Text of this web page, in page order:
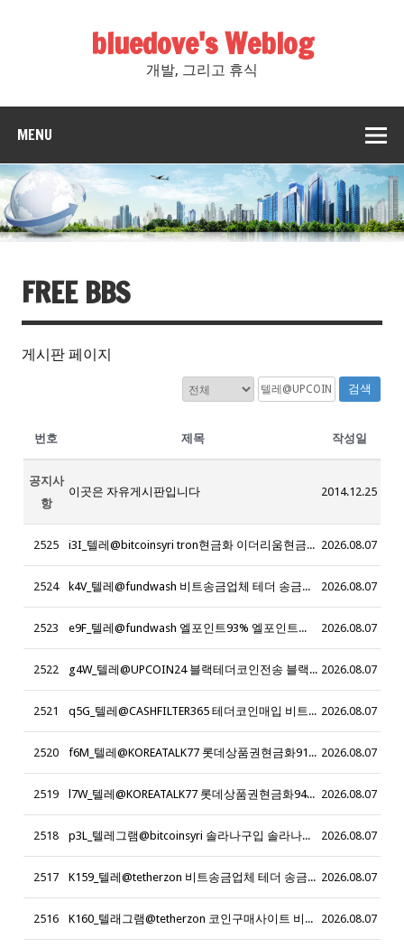
bluedove's Weblog
개발, 그리고 휴식
MENU
FREE BBS
게시판 페이지
검색
번호 제목 작성일
공지사
항
이곳은 자유게시판입니다 2014.12.25
2525 i3I_텔레@bitcoinsyri tron현금화 이더리움현금화_g1U 2026.08.07
2524 k4V_텔레@fundwash 비트송금업체 테더 송금업체_x5E 2026.08.07
2523 e9F_텔레@fundwash 엘포인트93% 엘포인트현금화93%_t8U 2026.08.07
2522 g4W_텔레@UPCOIN24 블랙테더코인전송 블랙테더코인구입_i9F 2026.08.07
2521 q5G_텔레@CASHFILTER365 테더코인매입 비트코인사는법 코인구매사이트 테더코인판매 이더리움판매 테더구매테더판매 암호화폐구매대행_g0L 2026.08.07
2520 f6M_텔레@KOREATALK77 롯데상품권현금화91_v2M 2026.08.07
2519 l7W_텔레@KOREATALK77 롯데상품권현금화94%_i6I 2026.08.07
2518 p3L_텔레그램@bitcoinsyri 솔라나구입 솔라나구매_h0T 2026.08.07
2517 K159_텔레@tetherzon 비트송금업체 테더 송금업체 2026.08.07
2516 K160_텔래그램@tetherzon 코인구매사이트 비트코인 사는법 2026.08.07